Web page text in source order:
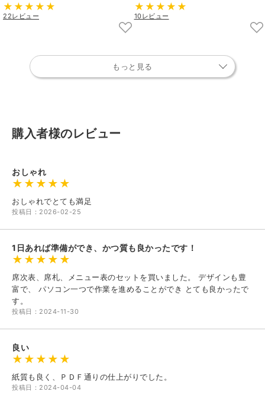
22レビュー 10レビュー
もっと見る
購入者様のレビュー
おしゃれ
おしゃれでとても満足
投稿日：2026-02-25
1日あれば準備ができ、かつ質も良かったです！
席次表、席札、メニュー表のセットを買いました。 デザインも豊
富で、 パソコン一つで作業を進めることができ とても良かったで
す。
投稿日：2024-11-30
良い
紙質も良く、ＰＤＦ通りの仕上がりでした。
投稿日：2024-04-04